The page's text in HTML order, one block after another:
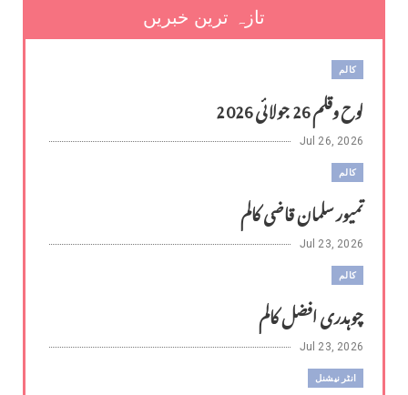
تازہ ترین خبریں
کالم
لوح وقلم 26 جولائی 2026
Jul 26, 2026
کالم
تمیور سلمان قاضی کالم
Jul 23, 2026
کالم
چوہدری افضل کالم
Jul 23, 2026
انٹر نیشنل